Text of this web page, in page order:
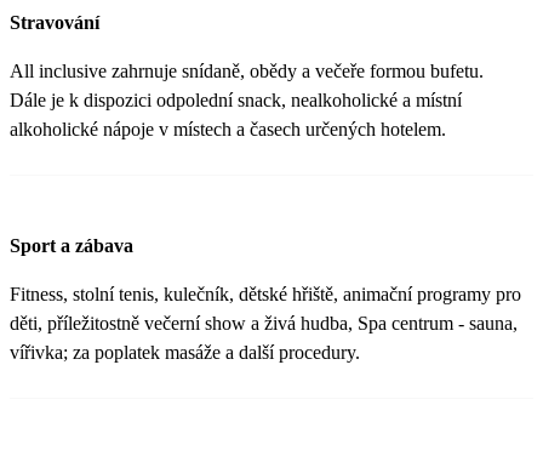
Stravování
All inclusive zahrnuje snídaně, obědy a večeře formou bufetu.
Dále je k dispozici odpolední snack, nealkoholické a místní
alkoholické nápoje v místech a časech určených hotelem.
Sport a zábava
Fitness, stolní tenis, kulečník, dětské hřiště, animační programy pro
děti, příležitostně večerní show a živá hudba, Spa centrum - sauna,
vířivka; za poplatek masáže a další procedury.